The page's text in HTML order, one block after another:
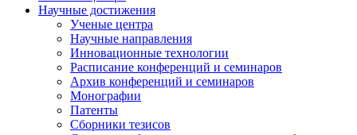
Научные достижения
Ученые центра
Научные направления
Инновационные технологии
Расписание конференций и семинаров
Архив конференций и семинаров
Монографии
Патенты
Сборники тезисов